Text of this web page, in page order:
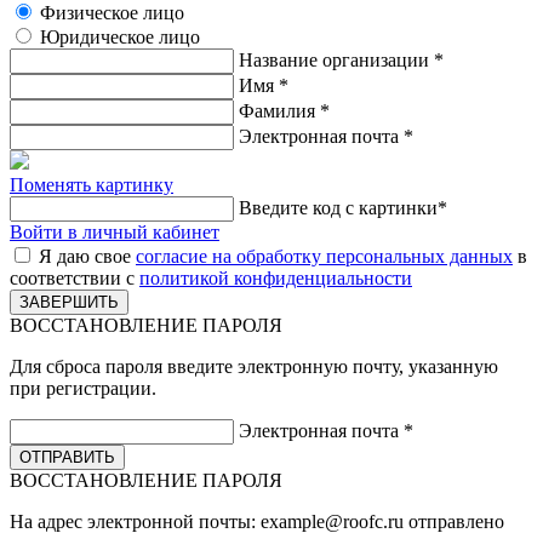
Физическое лицо
Юридическое лицо
Название организации *
Имя *
Фамилия *
Электронная почта *
Поменять картинку
Введите код с картинки*
Войти в личный кабинет
Я даю свое согласие на обработку персональных данных в
соответствии с политикой конфиденциальности
ВОССТАНОВЛЕНИЕ ПАРОЛЯ
Для сброса пароля введите электронную почту, указанную
при регистрации.
Электронная почта *
ВОССТАНОВЛЕНИЕ ПАРОЛЯ
На адрес электронной почты: example@roofc.ru отправлено